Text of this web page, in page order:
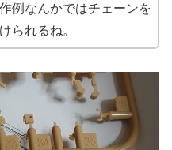
例なんかではチェーンを
られるね。